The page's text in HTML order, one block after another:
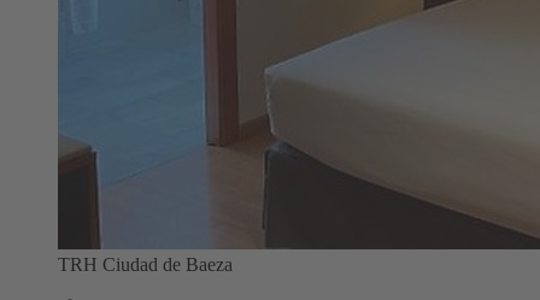
TRH Ciudad de Baeza